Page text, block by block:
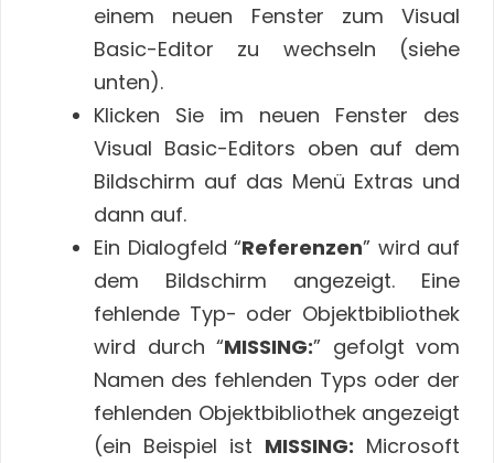
einem neuen Fenster zum Visual
Basic-Editor zu wechseln (siehe
unten).
Klicken Sie im neuen Fenster des
Visual Basic-Editors oben auf dem
Bildschirm auf das Menü Extras und
dann auf.
Ein Dialogfeld “Referenzen” wird auf
dem Bildschirm angezeigt. Eine
fehlende Typ- oder Objektbibliothek
wird durch “MISSING:” gefolgt vom
Namen des fehlenden Typs oder der
fehlenden Objektbibliothek angezeigt
(ein Beispiel ist MISSING: Microsoft